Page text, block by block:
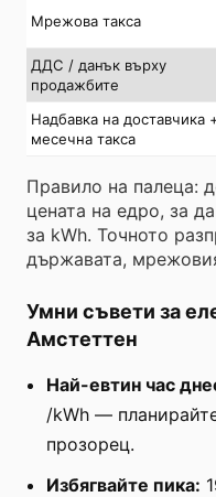
Мрежова такса
ДДС / данък върху
продажбите
Надбавка на доставчика
месечна такса
Правило на палеца:
цената на едро, за
за kWh. Точното
държавата,
Умни съвети за
Амстеттен
Най-евтин час
/kWh —
прозорец.
Избягвайте пика: